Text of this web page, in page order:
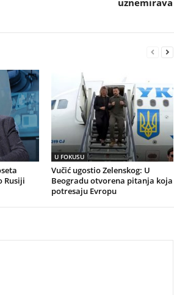
Rusiji
U FOKUSU
Vučić ugostio Zelenskog: U
Beogradu otvorena pitanja koja
potresaju Evropu